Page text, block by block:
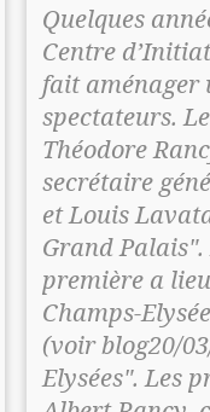
Quelques
Centre
fait aménager
spectateurs.
Théodore
secrétaire
et Louis
Grand
première a
Champs-
(voir blog20/
Elysées". Les